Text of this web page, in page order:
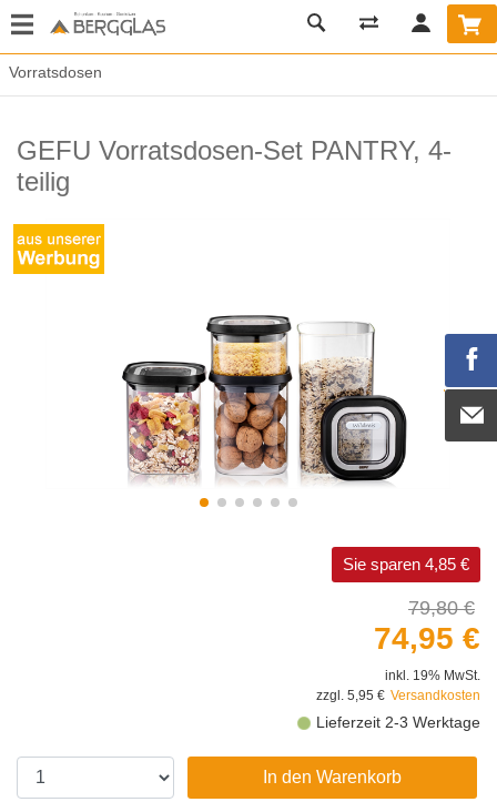
Vorratsdosen
GEFU Vorratsdosen-Set PANTRY, 4-
teilig
Sie sparen 4,85 €
79,80 €
74,95 €
inkl. 19% MwSt.
zzgl. 5,95 € Versandkosten
Lieferzeit 2-3 Werktage
In den Warenkorb